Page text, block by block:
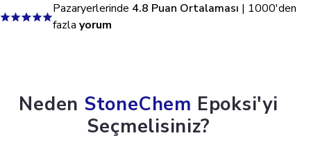
Pazaryerlerinde 4.8 Puan Ortalaması | 1000'den
fazlayorum
Neden StoneChem Epoksi'yi
Seçmelisiniz?